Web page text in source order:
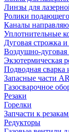
Линзы для
Ролики подающего
Каналы
Уплотнительные
Дуговая строжка и
Воздушно-дуговая
Экзотермическая
Подводная сварка
Запасные части
Газосварочное
Резаки
Горелки
Запчасти к
Редукторы